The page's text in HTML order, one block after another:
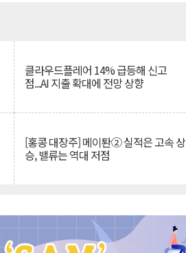
클라우드플레어 14% 급등해 신고
점...AI 지출 확대에 전망 상향
[홍콩 대장주] 메이퇀② 실적은 고속 상
승, 밸류는 역대 저점